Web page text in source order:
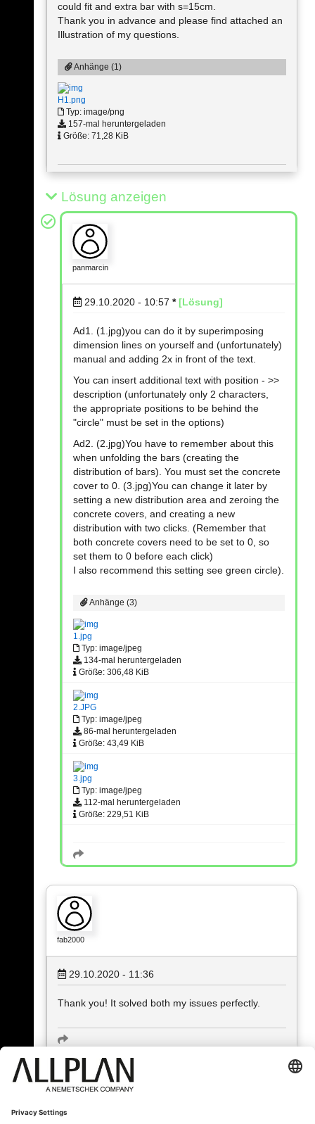
could fit and extra bar with s=15cm.
Thank you in advance and please find attached an
Illustration of my questions.
Anhänge (1)
H1.png
Typ: image/png
157-mal heruntergeladen
Größe: 71,28 KiB
Lösung anzeigen
panmarcin
29.10.2020 - 10:57 * [Lösung]
Ad1. (1.jpg)you can do it by superimposing
dimension lines on yourself and (unfortunately)
manual and adding 2x in front of the text.
You can insert additional text with position - >>
description (unfortunately only 2 characters,
the appropriate positions to be behind the
"circle" must be set in the options)
Ad2. (2.jpg)You have to remember about this
when unfolding the bars (creating the
distribution of bars). You must set the concrete
cover to 0. (3.jpg)You can change it later by
setting a new distribution area and zeroing the
concrete covers, and creating a new
distribution with two clicks. (Remember that
both concrete covers need to be set to 0, so
set them to 0 before each click)
I also recommend this setting see green circle).
Anhänge (3)
1.jpg
Typ: image/jpeg
134-mal heruntergeladen
Größe: 306,48 KiB
2.JPG
Typ: image/jpeg
86-mal heruntergeladen
Größe: 43,49 KiB
3.jpg
Typ: image/jpeg
112-mal heruntergeladen
Größe: 229,51 KiB
fab2000
29.10.2020 - 11:36
Thank you! It solved both my issues perfectly.
« Zurück